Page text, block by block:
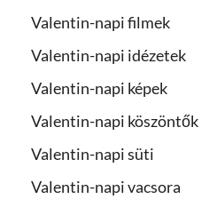
Valentin-napi filmek
Valentin-napi idézetek
Valentin-napi képek
Valentin-napi köszöntők
Valentin-napi süti
Valentin-napi vacsora